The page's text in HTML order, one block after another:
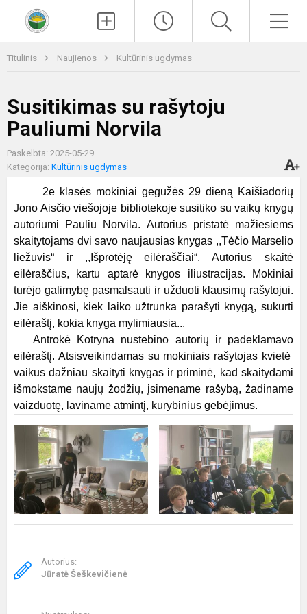
Titulinis Naujienos Kultūrinis ugdymas
Susitikimas su rašytoju
Pauliumi Norvila
Paskelbta: 2025-05-29
Kategorija: Kultūrinis ugdymas
2e klasės mokiniai gegužės 29 dieną Kaišiadorių
Jono Aisčio viešojoje bibliotekoje susitiko su vaikų knygų
autoriumi Pauliu Norvila. Autorius pristatė mažiesiems
skaitytojams dvi savo naujausias knygas ,,Tėčio Marselio
liežuvis“ ir ,,Išprotėję eilėraščiai“. Autorius skaitė
eilėraščius, kartu aptarė knygos iliustracijas. Mokiniai
turėjo galimybę pasmalsauti ir užduoti klausimų rašytojui.
Jie aiškinosi, kiek laiko užtrunka parašyti knygą, sukurti
eilėraštį, kokia knyga mylimiausia...
Antrokė Kotryna nustebino autorių ir padeklamavo
eilėraštį. Atsisveikindamas su mokiniais rašytojas kvietė
vaikus dažniau skaityti knygas ir priminė, kad skaitydami
išmokstame naujų žodžių, įsimename rašybą, žadiname
vaizduotę, laviname atmintį, kūrybinius gebėjimus.
Autorius:
Jūratė Šeškevičienė